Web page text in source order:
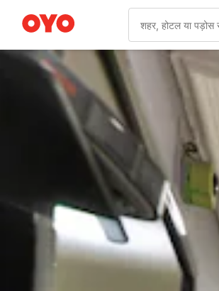
WIZARD MEMBER